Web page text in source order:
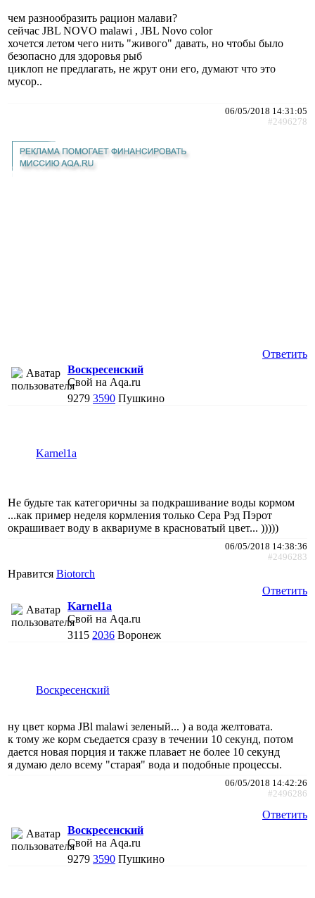
чем разнообразить рацион малави?
сейчас JBL NOVO malawi , JBL Novo color
хочется летом чего нить "живого" давать, но чтобы было
безопасно для здоровья рыб
циклоп не предлагать, не жрут они его, думают что это
мусор..
06/05/2018 14:31:05
#2496278
Ответить
Воскресенский
Свой на Aqa.ru
9279 3590 Пушкино
Karnel1a
Не будьте так категоричны за подкрашивание воды кормом
...как пример неделя кормления только Сера Рэд Пэрот
окрашивает воду в аквариуме в красноватый цвет... )))))
06/05/2018 14:38:36
#2496283
Нравится Biotorch
Ответить
Karnel1a
Свой на Aqa.ru
3115 2036 Воронеж
Воскресенский
ну цвет корма JBl malawi зеленый... ) а вода желтовата.
к тому же корм съедается сразу в течении 10 секунд, потом
дается новая порция и также плавает не более 10 секунд
я думаю дело всему "старая" вода и подобные процессы.
06/05/2018 14:42:26
#2496286
Ответить
Воскресенский
Свой на Aqa.ru
9279 3590 Пушкино